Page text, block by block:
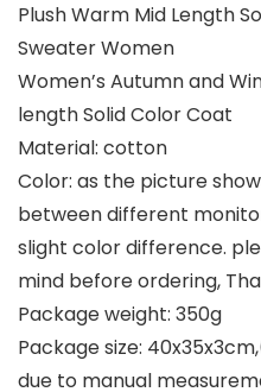
Plush Warm Mid Length
Sweater Women
Women’s Autumn and
length Solid Color Coat
Material: cotton
Color: as the picture
between different
slight color difference.
mind before ordering,
Package weight: 350g
Package size:
due to manual